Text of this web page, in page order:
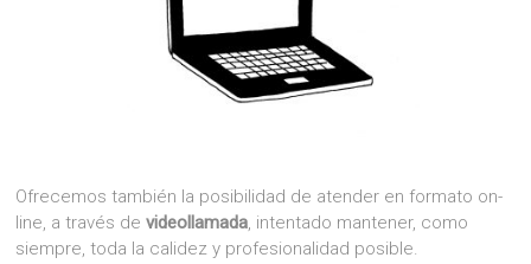
Ofrecemos también la posibilidad de atender en formato on-
line, a través devideollamada, intentado mantener, como
siempre, toda la calidez y profesionalidad posible.